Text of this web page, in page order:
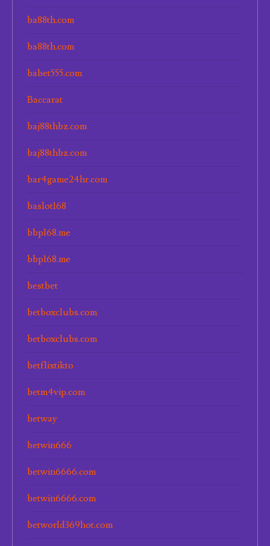
ba88th.com
ba88th.com
babet555.com
Baccarat
baj88thbz.com
baj88thbz.com
bar4game24hr.com
baslot168
bbp168.me
bbp168.me
bestbet
betboxclubs.com
betboxclubs.com
betflixtikto
betm4vip.com
betway
betwin666
betwin6666.com
betwin6666.com
betworld369hot.com